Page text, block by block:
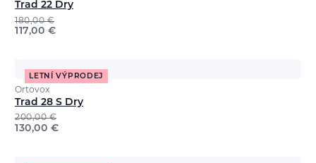
Trad 22 Dry
180,00€
117,00 €
LETNÍ VÝPRODEJ
Ortovox
Trad 28 S Dry
200,00€
130,00 €